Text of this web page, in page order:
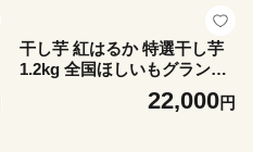
干し芋 紅はるか 特選干し芋
1.2kg 全国ほしいもグランプ
リ入賞 | 干し芋 紅はるか 干
しいも ほし芋 ほしいも ホシ
22,000円